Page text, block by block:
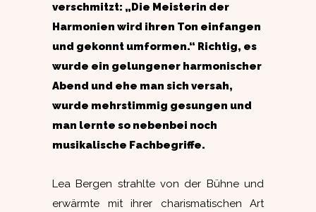
verschmitzt: „Die Meisterin der
Harmonien wird ihren Ton einfangen
und gekonnt umformen.“ Richtig, es
wurde ein gelungener harmonischer
Abend und ehe man sich versah,
wurde mehrstimmig gesungen und
man lernte so nebenbei noch
musikalische Fachbegriffe.
Lea Bergen strahlte von der Bühne und
erwärmte mit ihrer charismatischen Art